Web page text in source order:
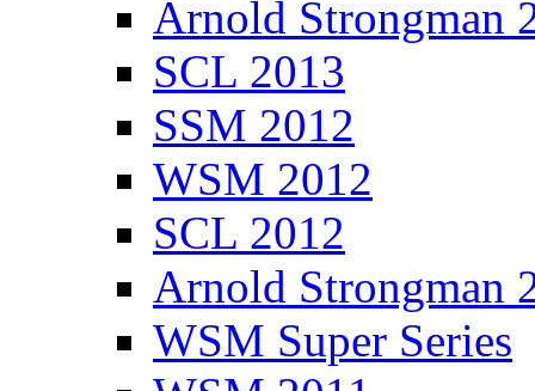
Arnold Strongman
SCL 2013
SSM 2012
WSM 2012
SCL 2012
Arnold Strongman
WSM Super Series